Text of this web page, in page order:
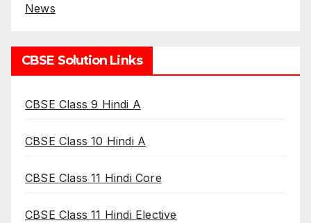
News
CBSE Solution Links
CBSE Class 9 Hindi A
CBSE Class 10 Hindi A
CBSE Class 11 Hindi Core
CBSE Class 11 Hindi Elective